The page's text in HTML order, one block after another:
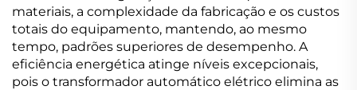
materiais, a complexidade da fabricação e os custos
totais do equipamento, mantendo, ao mesmo
tempo, padrões superiores de desempenho. A
eficiência energética atinge níveis excepcionais,
pois o transformador automático elétrico elimina as